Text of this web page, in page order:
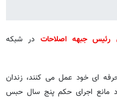
رئیس جبهه اصلاحات در شبکه
ای خود عمل می کنند، زندان
مانع اجرای حکم پنج سال حبس⁧